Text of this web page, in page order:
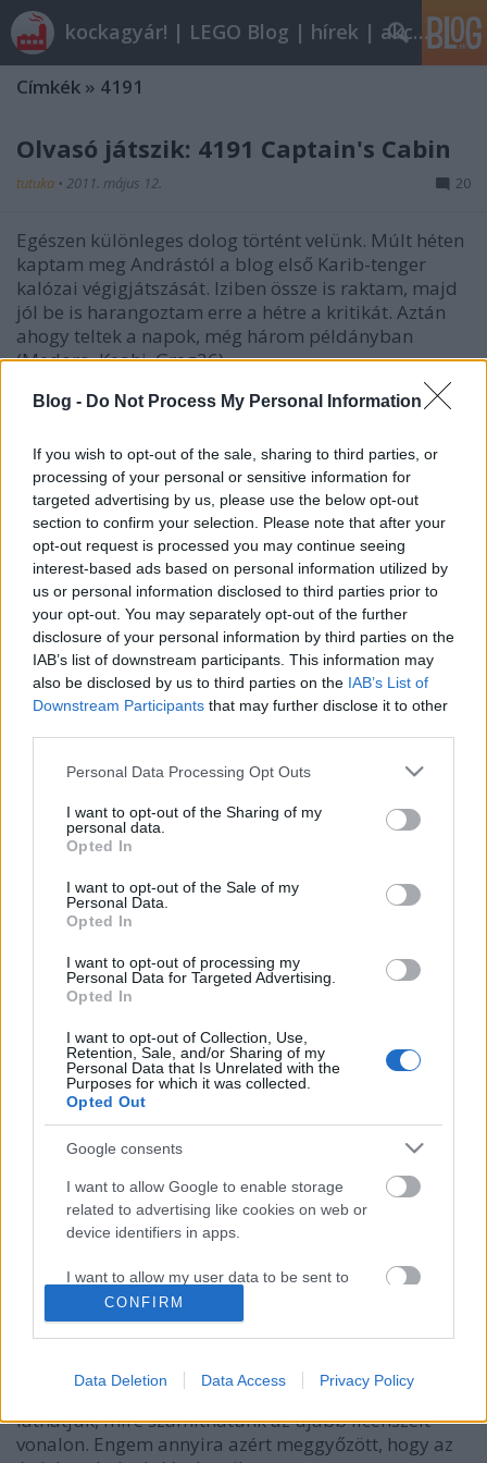
Blog - Do Not Process My Personal Information
If you wish to opt-out of the sale, sharing to third parties, or
processing of your personal or sensitive information for
targeted advertising by us, please use the below opt-out
section to confirm your selection. Please note that after your
opt-out request is processed you may continue seeing
interest-based ads based on personal information utilized by
us or personal information disclosed to third parties prior to
your opt-out. You may separately opt-out of the further
disclosure of your personal information by third parties on the
IAB’s list of downstream participants. This information may
also be disclosed by us to third parties on the IAB’s List of
Downstream Participants that may further disclose it to other
Please note that this website/app uses one or more Google
not limited to your visit or usage behaviour. You may click to
grant or deny consent to Google and its third-party tags to
use your data for below specified purposes in below Google
consent section.
Personal Data Processing Opt Outs
I want to opt-out of the Sharing of my
personal data.
Opted In
I want to opt-out of the Sale of my
Personal Data.
Opted In
I want to opt-out of processing my
Personal Data for Targeted Advertising.
Opted In
I want to opt-out of Collection, Use,
Retention, Sale, and/or Sharing of my
Personal Data that Is Unrelated with the
Purposes for which it was collected.
Opted Out
Google consents
I want to allow Google to enable storage
related to advertising like cookies on web or
device identifiers in apps.
I want to allow my user data to be sent to
Google for online advertising purposes.
I want to allow Google to send me
personalized advertising.
related to analytics like cookies on web or
device identifiers in apps.
CONFIRM
Data Deletion Data Access Privacy Policy
kockagyár! | LEGO Blog | hírek | akciók |
Címkék » 4191
Olvasó játszik: 4191 Captain's Cabin
tutuka • 2011. május 12. 20
Egészen különleges dolog történt velünk. Múlt héten
kaptam meg Andrástól a blog első Karib-tenger
kalózai végigjátszását. Iziben össze is raktam, majd
jól be is harangoztam erre a hétre a kritikát. Aztán
ahogy teltek a napok, még három példányban
(Medoro, Keahi, Greg36)…
Olvasó játszik: 4191 Captain's Cabin
tutuka•2011. május 12.
I. AlapadatokNeve: Captain's Cabin (A kapitány
kabinja)Sorozatszám: 4191Témakör: Pirates of the
CaribbeanAltéma: -Kiadás éve: 2011Kockaszám:
94Minifig: 3Ára: kb. 3000, (+ tengeren túli szállítás)-
Ft-tól 4500,- Ft-igII. Mi van a dobozban?A doboz -
meglepő módon - egyáltalán…
Olvasó játszik: 4191 Captain's Cabin
Na, kérem! Dön dödödödön dödödödönn
dödödödödödödödödö.... izé... Szóval, végre
valahára eljutottak ide is a sokak által hőn áhított
Karib tenger kalózai készletek is. Mivel nekem több
szempontból is fontos mind a film, mind a LEGO
verziója, így amint erről hírt…
Olvasó játszik: 4191 Captain's Cabin
2011. május 12.
Jack Sparrow belépője I. AlapadatokNeve: A
kapitány fülkéje (The Captain’s Cabin)Témakör: A
Karib tenger kalózai (Pirates Of The
Caribbean)Kiadás
éve: 2011Kockaszám: 83dbMinifig: 3dbSúly:
118gÁra: 3610Ft (Legoáruház)II. Mi van a dobozban?
tutuka•2011. február 02.
jóvoltából már nem kell Jack Sparrow kapitány
képeivel kalózkodnunk, végre remek minőségben
láthatjuk, mire számíthatunk az újabb licenszelt
vonalon. Engem annyira azért meggyőzött, hogy az